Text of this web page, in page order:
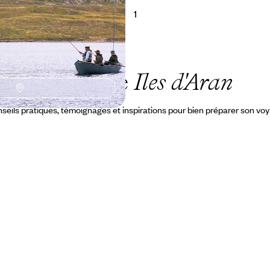
1
Le GuideIles d'Aran
pratiques, témoignages et inspirations pour bien préparer son